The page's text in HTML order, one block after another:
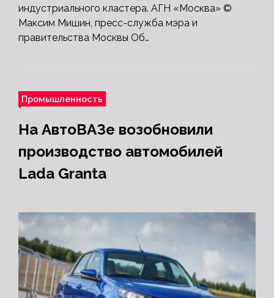
индустриального кластера. АГН «Москва» ©
Максим Мишин, пресс-служба мэра и
правительства Москвы Об…
Промышленность
На АвтоВАЗе возобновили
производство автомобилей
Lada Granta